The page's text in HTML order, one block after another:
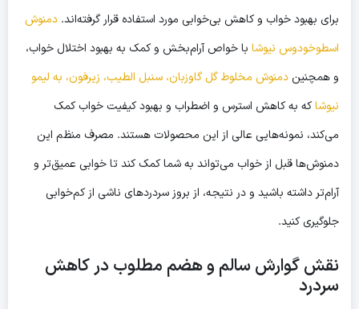
برای بهبود خواب و کاهش بی‌خوابی مورد استفاده قرار گرفته‌اند. دمنوش
اسطوخودوس نیوشا با خواص آرام‌بخش و کمک به بهبود اختلال خواب،
و همچنین دمنوش مخلوط گل گاوزبان، سنبل الطیب، زیرفون، به لیمو
نیوشاکه به کاهش استرس و اضطراب و بهبود کیفیت خواب کمک
می‌کند، نمونه‌هایی عالی از این محصولات هستند. مصرف منظم این
دمنوش‌ها قبل از خواب می‌تواند به شما کمک کند تا خوابی عمیق‌تر و
آرام‌تر داشته باشید و در نتیجه، از بروز سردردهای ناشی از کم‌خوابی
جلوگیری کنید.
نقش گوارش سالم و هضم مطلوب در کاهش
سردرد